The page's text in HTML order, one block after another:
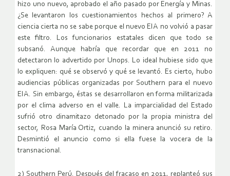
hizo uno nuevo, aprobado el año pasado por Energía y Minas.
¿Se levantaron los cuestionamientos hechos al primero? A
ciencia cierta no se sabe porque el nuevo EIA no volvió a pasar
este filtro. Los funcionarios estatales dicen que todo se
subsanó. Aunque habría que recordar que en 2011 no
detectaron lo advertido por Unops. Lo ideal hubiese sido que
lo expliquen: qué se observó y qué se levantó. Es cierto, hubo
audiencias públicas organizadas por Southern para el nuevo
EIA. Sin embargo, éstas se desarrollaron en forma militarizada
por el clima adverso en el valle. La imparcialidad del Estado
sufrió otro dinamitazo detonado por la propia ministra del
sector, Rosa María Ortiz, cuando la minera anunció su retiro.
Desmintió el anuncio como si ella fuese la vocera de la
transnacional.
2) Southern Perú. Después del fracaso en 2011, replanteó sus